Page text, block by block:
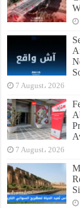
7 August، 2026
7 August، 2026